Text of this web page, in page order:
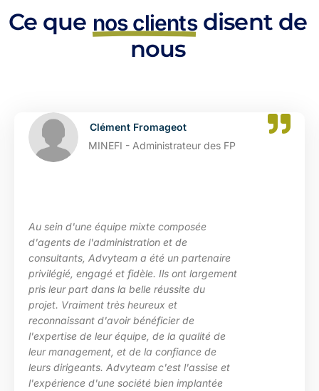
Ce que nos clientsdisent de
nous
Clément Fromageot
MINEFI - Administrateur des FP
Au sein d'une équipe mixte composée
d'agents de l'administration et de
consultants, Advyteam a été un partenaire
privilégié, engagé et fidèle. Ils ont largement
pris leur part dans la belle réussite du
projet. Vraiment très heureux et
reconnaissant d'avoir bénéficier de
l'expertise de leur équipe, de la qualité de
leur management, et de la confiance de
leurs dirigeants. Advyteam c'est l'assise et
l'expérience d'une société bien implantée